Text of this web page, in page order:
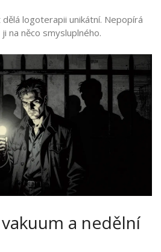
logoterapii unikátní. Nepopírá
na něco smysluplného.
a nedělní